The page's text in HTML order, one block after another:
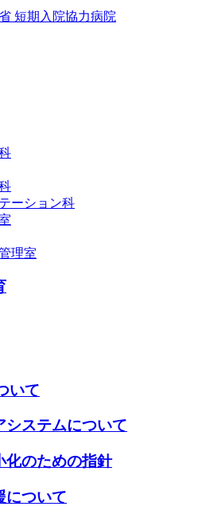
短期入院協力病院
ーション科
理室
いて
システムについて
化のための指針
について